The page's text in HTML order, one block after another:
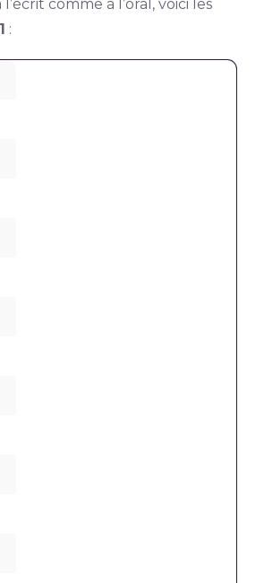
comme à l’oral, voici les
: